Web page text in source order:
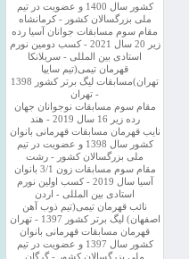
کشور سال 1400 و عضویت در تیم
ملی بزرگسالان کشور - کرمانشاه
مقام سوم مسابقات جوانان آسیا رده
زیر 20 سال 2021 - کسب دومین نورم
استادی بین المللی - سریلانکا
قهرمان تیمی(تیم سایپا
تهران)مسابقات لیگ برتر کشور 1398
- تهران
مقام سوم مسابقات نوجوانان جهان
رده زیر 16 سال 2019 - هند
نایب قهرمان مسابقات قهرمانی بانوان
کشور سال 1398 و عضویت در تیم
ملی بزرگسالان کشور - رشت
مقام سوم مسابقات زون 3/1 بانوان
آسیا سال 2019 - کسب اولین نورم
استادی بین المللی - اردن
نائب قهرمان تیمی(تیم ذوب آهن
اصفهان) لیگ برتر کشور 1397 - تهران
قهرمان مسابقات قهرمانی بانوان
کشور سال 1397 و عضویت در تیم
ملی بزرگسالان کشور - گرگان